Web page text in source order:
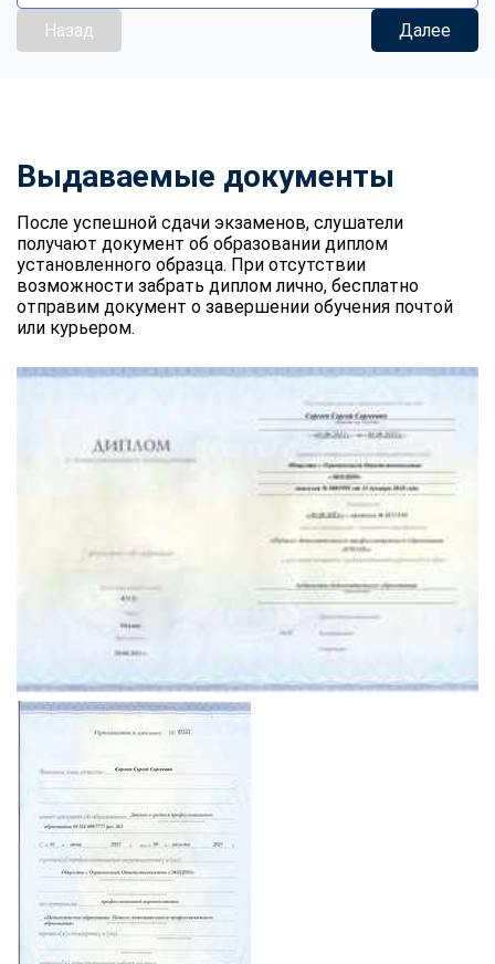
Назад Далее
Выдаваемые документы
После успешной сдачи экзаменов, слушатели
получают документ об образовании диплом
установленного образца. При отсутствии
возможности забрать диплом лично, бесплатно
отправим документ о завершении обучения почтой
или курьером.